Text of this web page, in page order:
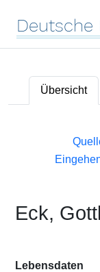
Deutsche
Übersicht
Eck,
Lebensdaten